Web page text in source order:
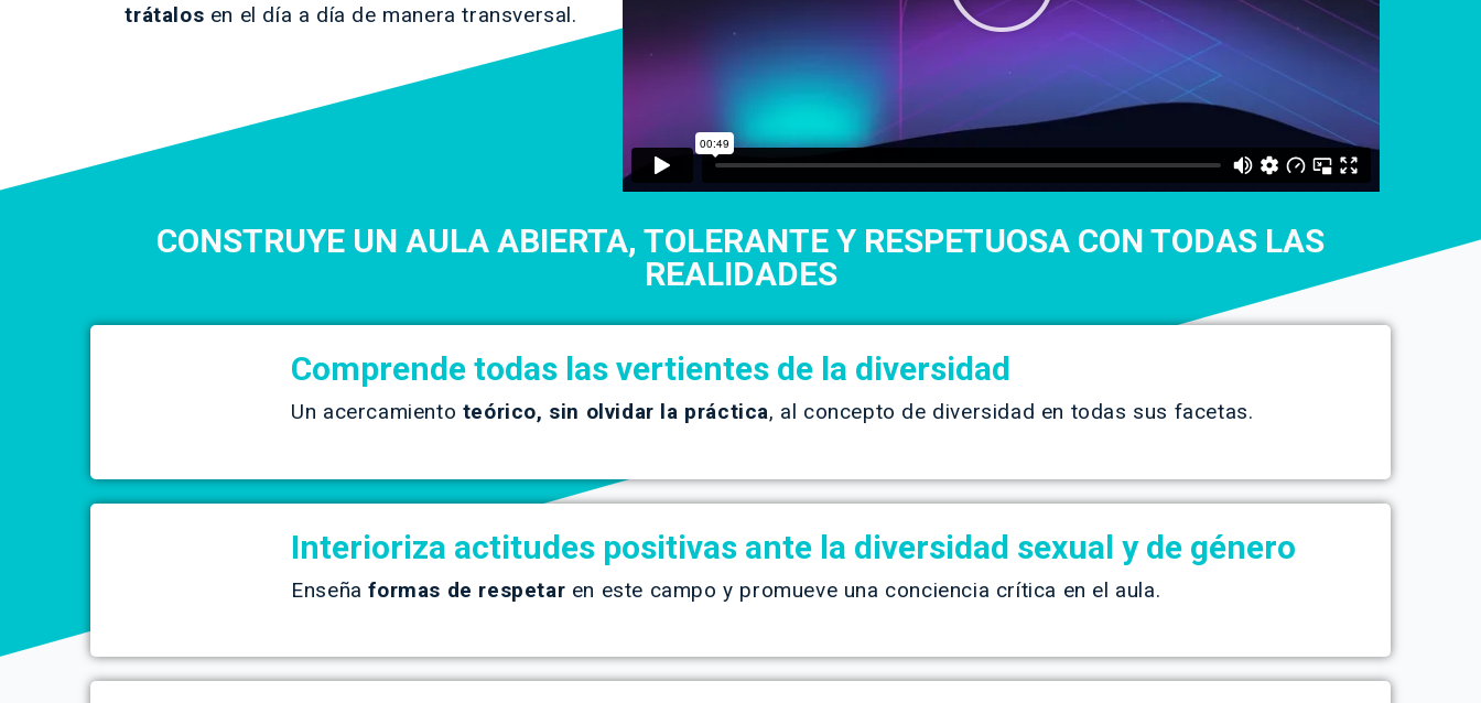
trátalos en el día a día de manera transversal.
CONSTRUYE UN AULA ABIERTA, TOLERANTE Y RESPETUOSA CON TODAS LAS
REALIDADES
Comprende todas las vertientes de la diversidad
Un acercamiento teórico, sin olvidar la práctica, al concepto de diversidad en todas sus facetas.
Interioriza actitudes positivas ante la diversidad sexual y de género
Enseñaformas de respetar en este campo y promueve una conciencia crítica en el aula.